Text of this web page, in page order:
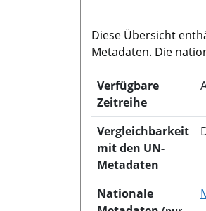
Diese Übersicht
Metadaten. Die
Verfügbare
Zeitreihe
Vergleichbarkeit
mit den UN-
Metadaten
Nationale